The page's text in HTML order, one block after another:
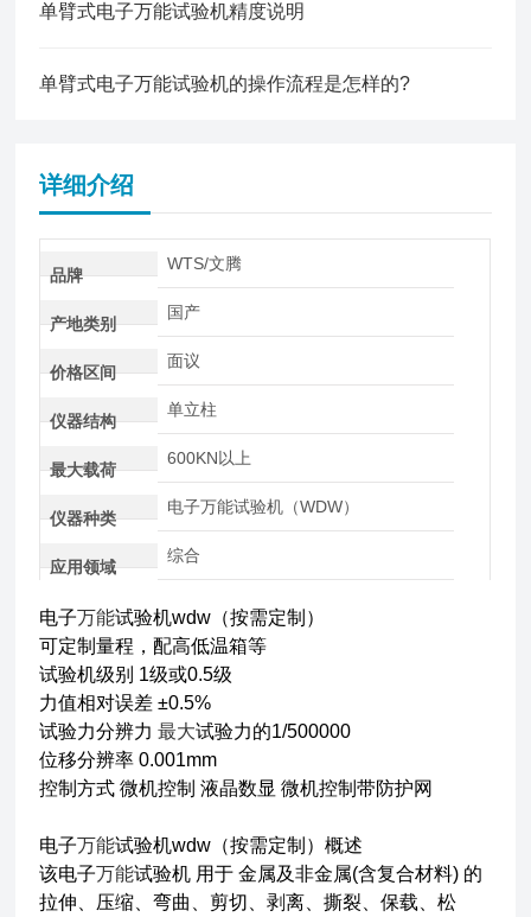
单臂式电子万能试验机精度说明
单臂式电子万能试验机的操作流程是怎样的?
详细介绍
品牌
WTS/文腾
产地类别
国产
价格区间
面议
仪器结构
单立柱
最大载荷
600KN以上
仪器种类
电子万能试验机（WDW）
应用领域
综合
电子万能试验机wdw（按需定制）
可定制量程，配高低温箱等
试验机级别 1级或0.5级
力值相对误差 ±0.5%
试验力分辨力最大试验力的1/500000
位移分辨率 0.001mm
控制方式 微机控制 液晶数显 微机控制带防护网
电子万能试验机wdw（按需定制）概述
该电子万能试验机 用于 金属及非金属(含复合材料) 的
拉伸、压缩、弯曲、剪切、剥离、撕裂、保载、松